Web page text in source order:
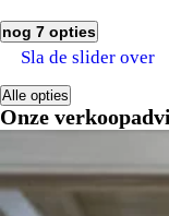
nog 7 opties
Alle opties
Onze
Sla de slider over